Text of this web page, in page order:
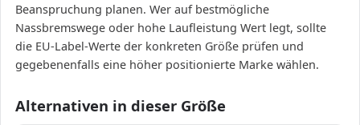
Beanspruchung planen. Wer auf bestmögliche
Nassbremswege oder hohe Laufleistung Wert legt, sollte
die EU-Label-Werte der konkreten Größe prüfen und
gegebenenfalls eine höher positionierte Marke wählen.
Alternativen in dieser Größe